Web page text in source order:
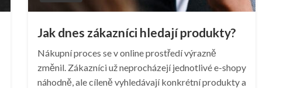
Jak dnes zákazníci hledají produkty?
Nákupní proces se v online prostředí výrazně
změnil. Zákazníci už neprocházejí jednotlivé e-shopy
náhodně, ale cíleně vyhledávají konkrétní produkty a